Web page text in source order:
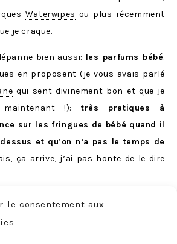
le consentement aux
Waterwipes ou plus récemment
je craque.
bien aussi: les parfums bébé.
en proposent (je vous avais parlé
qui sent divinement bon et que je
maintenant !): très pratiques à
sur les fringues de bébé quand il
et qu’on n’a pas le temps de
ça arrive, j’ai pas honte de le dire
avons opté pour la baignoire
très facilement et prend zéro place